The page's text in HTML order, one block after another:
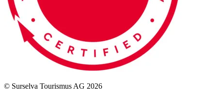
© Surselva Tourismus AG 2026